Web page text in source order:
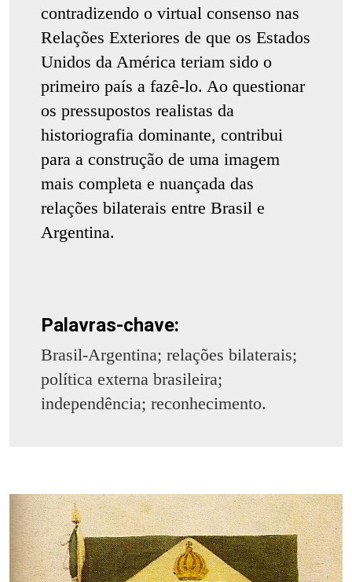
contradizendo o virtual consenso nas
Relações Exteriores de que os Estados
Unidos da América teriam sido o
primeiro país a fazê-lo. Ao questionar
os pressupostos realistas da
historiografia dominante, contribui
para a construção de uma imagem
mais completa e nuançada das
relações bilaterais entre Brasil e
Argentina.
Palavras-chave:
Brasil-Argentina; relações bilaterais;
política externa brasileira;
independência; reconhecimento.